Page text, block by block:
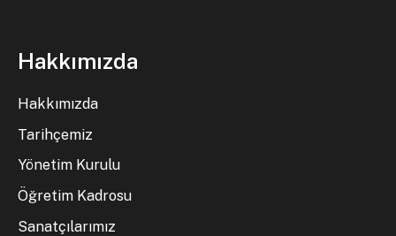
Hakkımızda
Hakkımızda
Tarihçemiz
Yönetim Kurulu
Öğretim Kadrosu
Sanatçılarımız